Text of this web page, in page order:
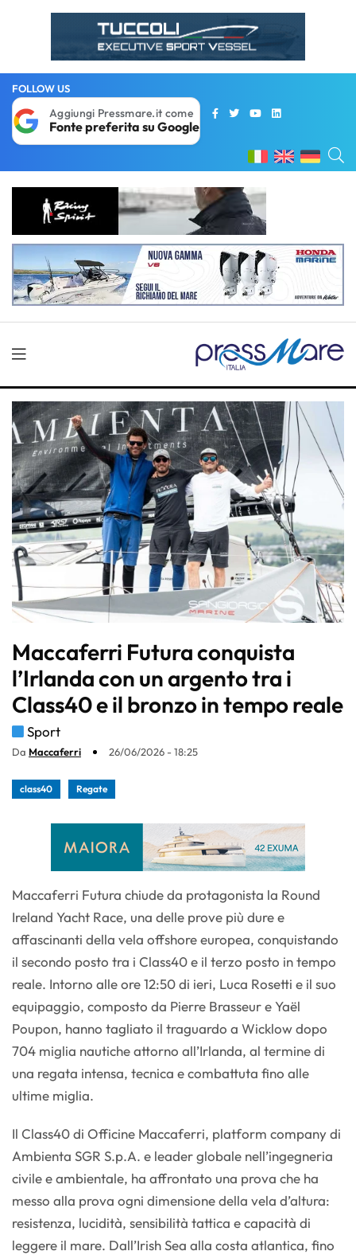
FOLLOW US
Aggiungi Pressmare.it come
Fonte preferita su Google
Maccaferri Futura conquista
l’Irlanda con un argento tra i
Class40 e il bronzo in tempo reale
Sport
Da Maccaferri 26/06/2026 - 18:25
class40 Regate
Maccaferri Futura chiude da protagonista la Round
Ireland Yacht Race, una delle prove più dure e
affascinanti della vela offshore europea, conquistando
il secondo posto tra i Class40 e il terzo posto in tempo
reale. Intorno alle ore 12:50 di ieri, Luca Rosetti e il suo
equipaggio, composto da Pierre Brasseur e Yaël
Poupon, hanno tagliato il traguardo a Wicklow dopo
704 miglia nautiche attorno all’Irlanda, al termine di
una regata intensa, tecnica e combattuta fino alle
ultime miglia.
Il Class40 di Officine Maccaferri, platform company di
Ambienta SGR S.p.A. e leader globale nell’ingegneria
civile e ambientale, ha affrontato una prova che ha
messo alla prova ogni dimensione della vela d’altura:
resistenza, lucidità, sensibilità tattica e capacità di
leggere il mare. Dall’Irish Sea alla costa atlantica, fino